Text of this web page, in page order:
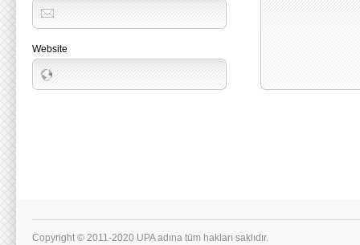
Website
Copyright © 2011-2020 UPA adına tüm hakları saklıdır.